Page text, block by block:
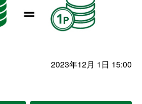
2023年12月 1日 15:00